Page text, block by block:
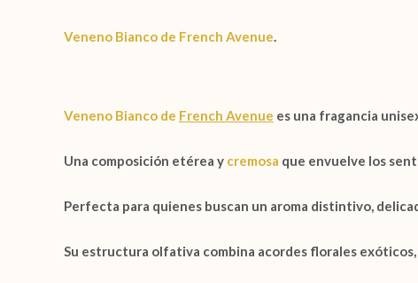
Veneno Bianco de French Avenue.
Veneno Bianco de French Avenue es una fragancia
Una composición etérea y cremosa que envuelve los
Perfecta para quienes buscan un aroma distintivo,
Su estructura olfativa combina acordes florales